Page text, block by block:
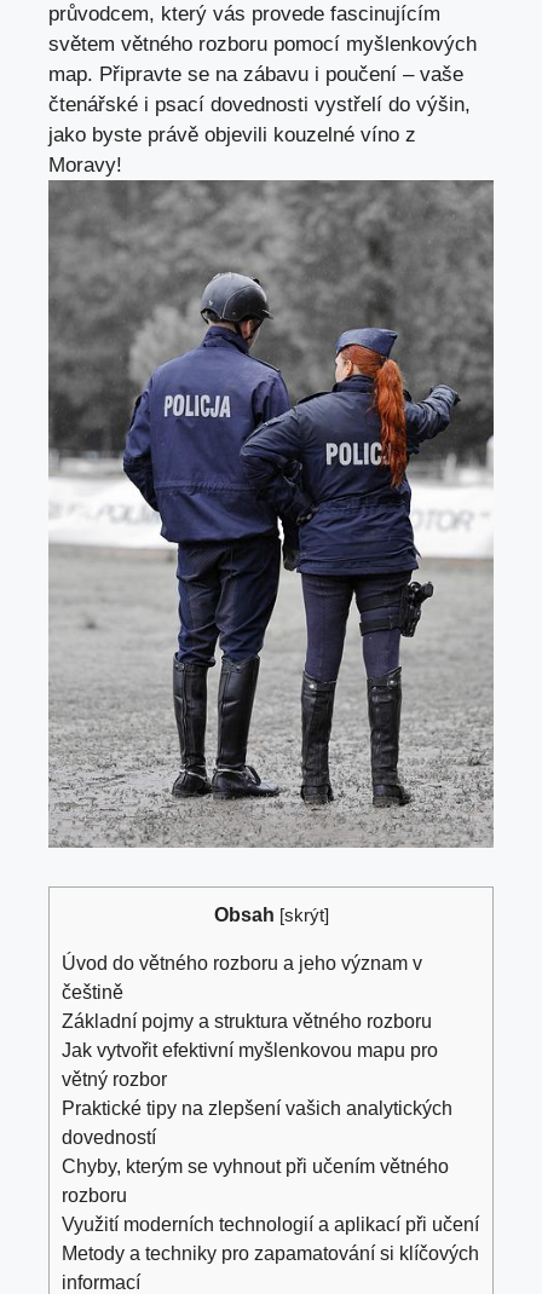
průvodcem, který ⁤vás provede fascinujícím
světem větného rozboru pomocí myšlenkových
map. ⁢Připravte se ⁣na zábavu i poučení – vaše
čtenářské i psací dovednosti ‍vystřelí do výšin,
jako byste právě objevili kouzelné víno z
Moravy!
Obsah [skrýt]
Úvod do větného rozboru a jeho význam v
češtině
Základní pojmy ‌a struktura větného rozboru
Jak vytvořit efektivní myšlenkovou mapu‍ pro
větný rozbor
Praktické tipy na zlepšení vašich⁢ analytických‌
dovedností
Chyby, ‌kterým se vyhnout při učením větného
rozboru
Využití moderních technologií a aplikací při učení
Metody ​a techniky pro zapamatování si klíčových
informací